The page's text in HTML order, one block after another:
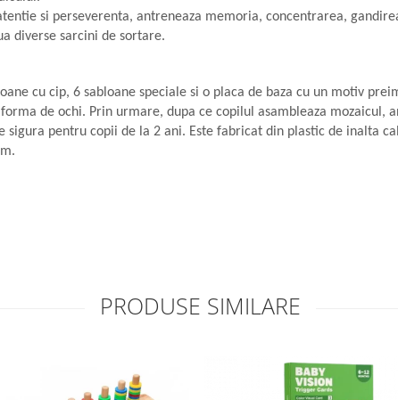
si perseverenta, antreneaza memoria, concentrarea,
diverse sarcini de sortare.
cu cip, 6 sabloane speciale si o placa de baza cu un motiv
de ochi. Prin urmare, dupa ce copilul asambleaza mozaicul,
sigura pentru copii de la 2 ani. Este fabricat din plastic de inalta
PRODUSE SIMILARE